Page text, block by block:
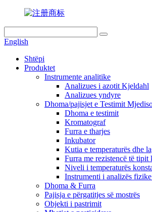
English
Shtëpi
Produktet
Instrumente analitike
Analizues i azotit Kjeldahl
Analizues yndyre
Dhoma/pajisjet e Testimit
Dhoma e testimit
Kromatograf
Furra e tharjes
Inkubator
Kutia e temperaturës dhe
Furra me rezistencë të tipit
Niveli i temperaturës
Instrumenti i analizës
Dhoma & Furra
Pajisja e përgatitjes së mostrës
Objekti i pastrimit